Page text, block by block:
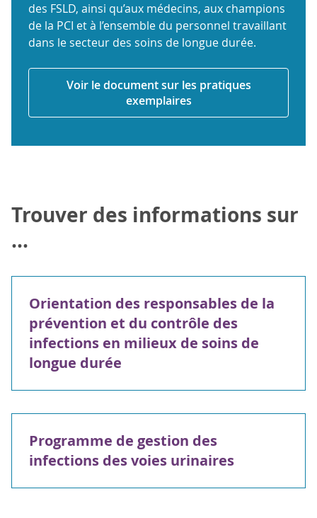
des FSLD, ainsi qu’aux médecins, aux champions
de la PCI et à l’ensemble du personnel travaillant
dans le secteur des soins de longue durée.
Voir le document sur les pratiques
exemplaires
Trouver des informations sur
...
Orientation des responsables de la
prévention et du contrôle des
infections en milieux de soins de
longue durée
Programme de gestion des
infections des voies urinaires